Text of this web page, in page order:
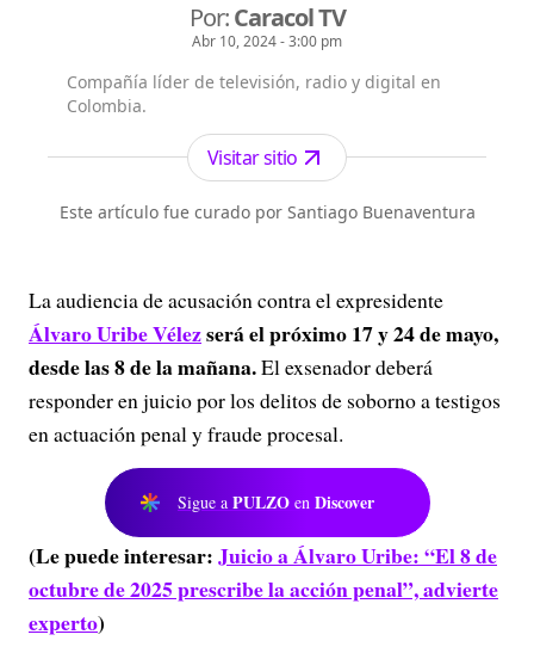
Por:Caracol TV
Abr 10, 2024 - 3:00 pm
Compañía líder de televisión, radio y digital en
Colombia.
Visitar sitio
Este artículo fue curado por Santiago Buenaventura
La audiencia de acusación contra el expresidente
Álvaro Uribe Vélezserá el próximo 17 y 24 de mayo,
desde las 8 de la mañana.El exsenador deberá
responder en juicio por los delitos de soborno a testigos
en actuación penal y fraude procesal.
Sigue a PULZO en Discover
(Le puede interesar:Juicio a Álvaro Uribe: “El 8 de
octubre de 2025 prescribe la acción penal”, advierte
experto)